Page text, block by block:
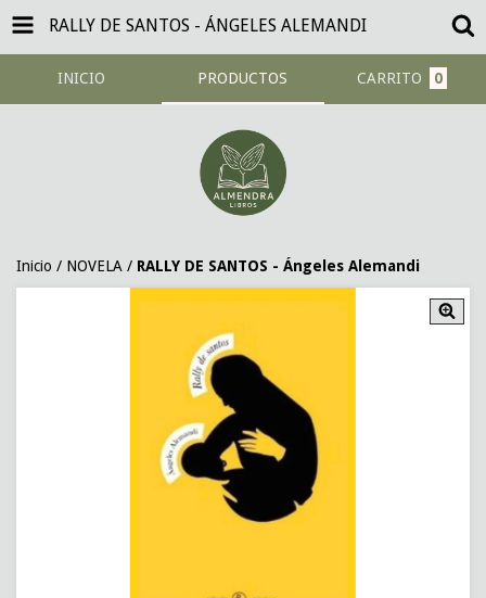
RALLY DE SANTOS - ÁNGELES ALEMANDI
INICIO PRODUCTOS CARRITO 0
Inicio / NOVELA / RALLY DE SANTOS - Ángeles Alemandi